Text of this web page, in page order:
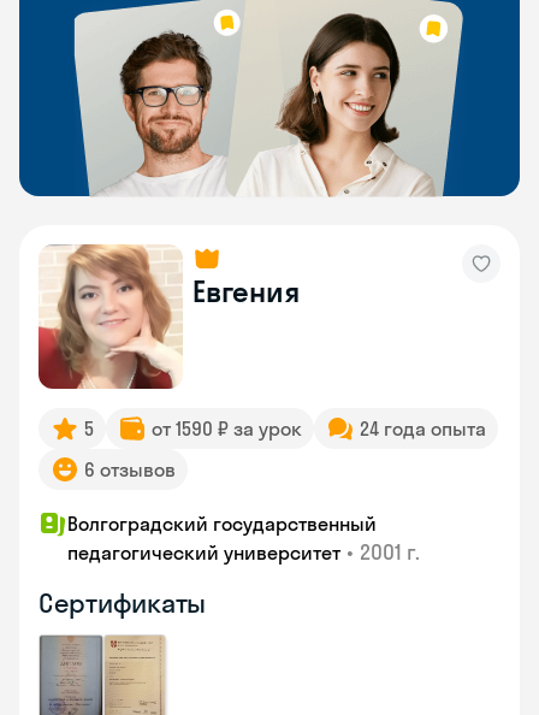
Евгения
5 от 1590 ₽ за урок
24 года опыта
6 отзывов
Волгоградский государственный
педагогический университет • 2001 г.
Сертификаты